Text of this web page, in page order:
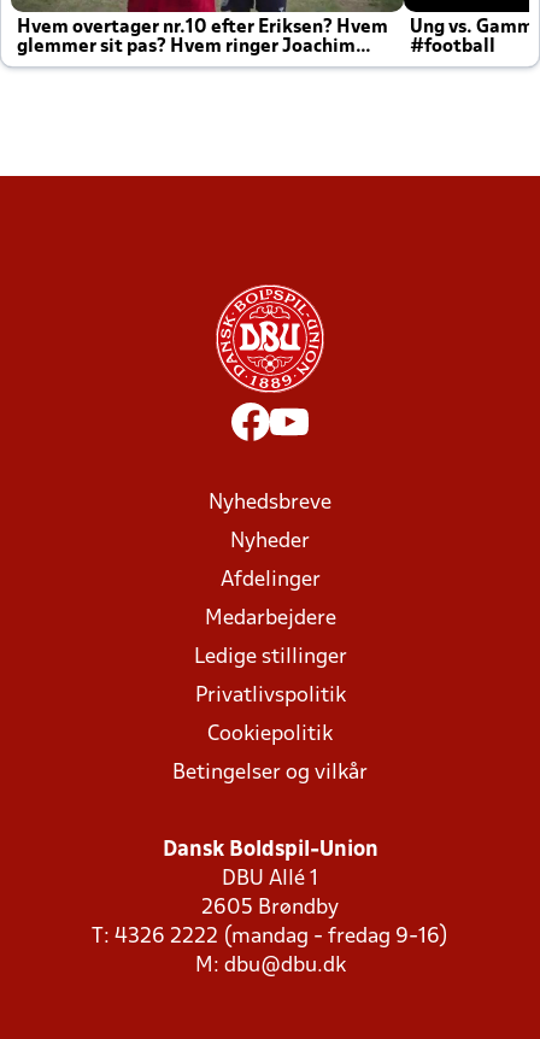
Hvem overtager nr.10 efter Eriksen? Hvem
glemmer sit pas? Hvem ringer Joachim
altid til efter kampe?
Ung vs.
#football
Nyhedsbreve
Nyheder
Afdelinger
Medarbejdere
Ledige stillinger
Privatlivspolitik
Cookiepolitik
Betingelser og vilkår
Dansk Boldspil-Union
DBU Allé 1
2605 Brøndby
T: 4326 2222 (mandag - fredag 9-16)
M: dbu@dbu.dk